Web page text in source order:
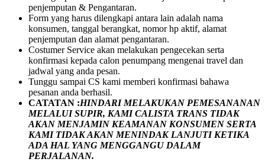
penjemputan & Pengantaran.
Form yang harus dilengkapi antara lain adalah nama
konsumen, tanggal berangkat, nomor hp aktif, alamat
penjemputan dan alamat pengantaran.
Costumer Service akan melakukan pengecekan serta
konfirmasi kepada calon penumpang mengenai travel dan
jadwal yang anda pesan.
Tunggu sampai CS kami memberi konfirmasi bahawa
pesanan anda berhasil.
CATATAN :HINDARI MELAKUKAN PEMESANANAN
MELALUI SUPIR, KAMICALISTA TRANS TIDAK
AKAN MENJAMIN KEAMANAN KONSUMEN SERTA
KAMI TIDAK AKAN MENINDAK LANJUTI KETIKA
ADA HAL YANG MENGGANGU DALAM
PERJALANAN.